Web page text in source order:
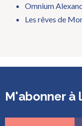
Omnium
Les rêves de
M'abonner